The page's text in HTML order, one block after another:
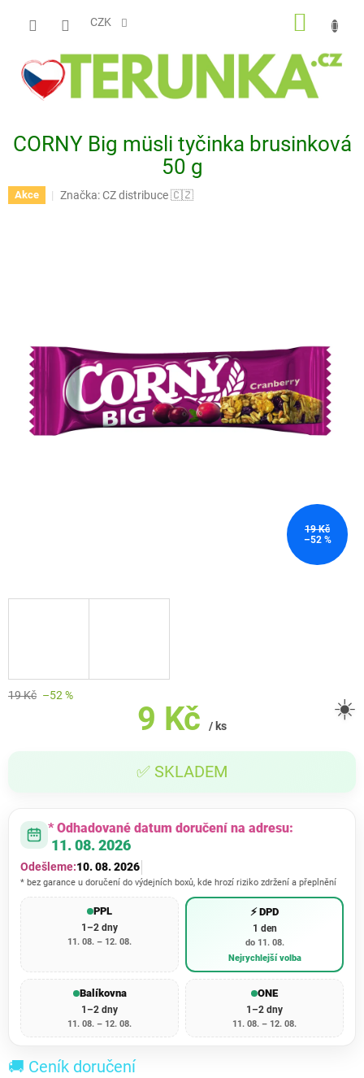
CZK
CORNY Big müsli tyčinka brusinková
50 g
Akce Značka:CZ distribuce 🇨🇿
19 Kč
–52 %
19 Kč –52 %
9 Kč / ks
cena:
✅ SKLADEM
☀️
* Odhadované datum doručení na adresu:
11. 08. 2026
Odešleme:10. 08. 2026
* bez garance u doručení do výdejních boxů, kde hrozí riziko zdržení a přeplnění
PPL
1–2 dny
11. 08. – 12. 08.
⚡ DPD
1 den
do 11. 08.
Nejrychlejší volba
Balíkovna
1–2 dny
11. 08. – 12. 08.
ONE
1–2 dny
11. 08. – 12. 08.
🚚 Ceník doručení